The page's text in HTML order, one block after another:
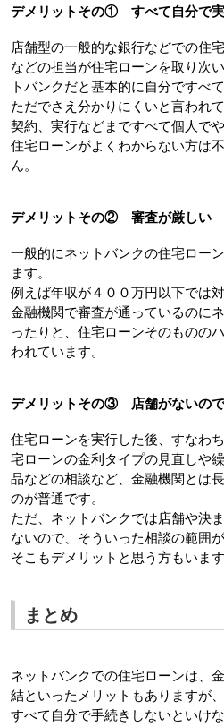
デメリットその①　すべて自分で
店舗型の一般的な銀行などでの住
などの担当が住宅ローンを取り次
トバンクだと基本的に自分ですべ
ただでさえ分かりにくいと言われ
契約、実行などまですべて個人で
住宅ローンがよくわからない方は
ん。
デメリットその②　審査が厳しい
一般的にネットバンクの住宅ロー
ます。
例えば年収が４００万円以下では
金融機関で審査が通っているのに
ったりと、住宅ローンそのものの
われています。
デメリットその③　店舗がないの
住宅ローンを実行した後、すなわ
宅ローンの金利タイプの見直しや
品などの相談など、金融機関とは
のが普通です。
ただ、ネットバンクでは店舗や決
ないので、そういった相談の範囲が
そこもデメリットと思う方もいます
まとめ
ネットバンクでの住宅ローンは、
結といったメリットもありますが
すべて自分で手続きしないといけ